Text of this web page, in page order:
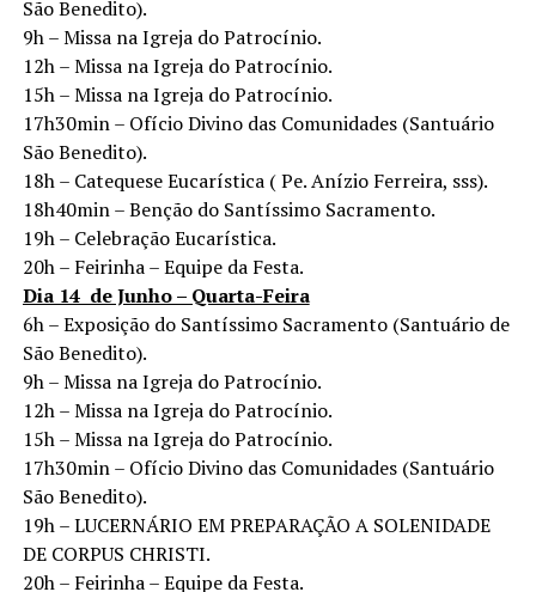
São Benedito).
9h – Missa na Igreja do Patrocínio.
12h – Missa na Igreja do Patrocínio.
15h – Missa na Igreja do Patrocínio.
17h30min – Ofício Divino das Comunidades (Santuário
São Benedito).
18h – Catequese Eucarística ( Pe. Anízio Ferreira, sss).
18h40min – Benção do Santíssimo Sacramento.
19h – Celebração Eucarística.
20h – Feirinha – Equipe da Festa.
Dia 14 de Junho – Quarta-Feira
6h – Exposição do Santíssimo Sacramento (Santuário de
São Benedito).
9h – Missa na Igreja do Patrocínio.
12h – Missa na Igreja do Patrocínio.
15h – Missa na Igreja do Patrocínio.
17h30min – Ofício Divino das Comunidades (Santuário
São Benedito).
19h – LUCERNÁRIO EM PREPARAÇÃO A SOLENIDADE
DE CORPUS CHRISTI.
20h – Feirinha – Equipe da Festa.